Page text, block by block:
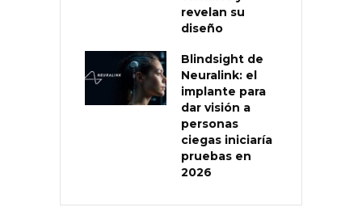
revelan su
diseño
Blindsight de
Neuralink: el
implante para
dar visión a
personas
ciegas iniciaría
pruebas en
2026